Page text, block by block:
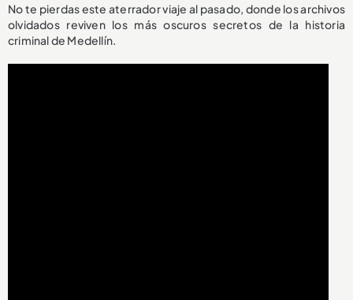
No te pierdas este aterrador viaje al pasado, donde los archivos
olvidados reviven los más oscuros secretos de la historia
criminal de Medellín.